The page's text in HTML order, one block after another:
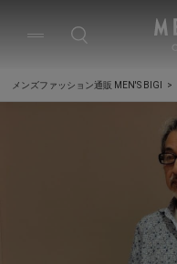
メンズファッション通販 MEN'S BIGI